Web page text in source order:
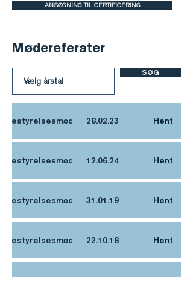
ANSØGNING TIL CERTIFICERING
Mødereferater
SØG
Bestyrelsesmøde 28.02.23 Hent
Bestyrelsesmøde 12.06.24 Hent
Bestyrelsesmøde 31.01.19 Hent
Bestyrelsesmøde 22.10.18 Hent
Bestyrelsesmøde 08.03.18 Hent